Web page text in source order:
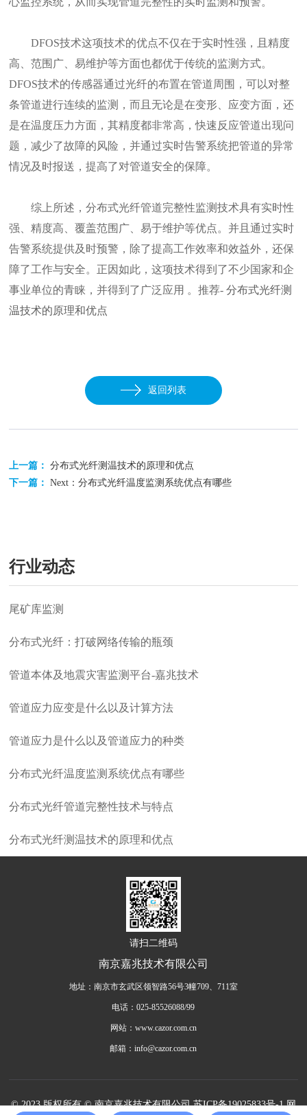
DFOS技术这项技术的优点不仅在于实时性强，且精度
高、范围广、易维护等方面也都优于传统的监测方式。
DFOS技术的传感器通过光纤的布置在管道周围，可以对整
条管道进行连续的监测，而且无论是在变形、应变方面，还
是在温度压力方面，其精度都非常高，快速反应管道出现问
题，减少了故障的风险，并通过实时告警系统把管道的异常
情况及时报送，提高了对管道安全的保障。
综上所述，分布式光纤管道完整性监测技术具有实时性
强、精度高、覆盖范围广、易于维护等优点。并且通过实时
告警系统提供及时预警，除了提高工作效率和效益外，还保
障了工作与安全。正因如此，这项技术得到了不少国家和企
事业单位的青睐，并得到了广泛应用 。推荐-分布式光纤测
温技术的原理和优点
返回列表
上一篇：分布式光纤测温技术的原理和优点
下一篇：Next：分布式光纤温度监测系统优点有哪些
行业动态
尾矿库监测
分布式光纤：打破网络传输的瓶颈
管道本体及地震灾害监测平台-嘉兆技术
管道应力应变是什么以及计算方法
管道应力是什么以及管道应力的种类
分布式光纤温度监测系统优点有哪些
分布式光纤管道完整性技术与特点
分布式光纤测温技术的原理和优点
请扫二维码
南京嘉兆技术有限公司
地址：南京市玄武区领智路56号3幢709、711室
电话：025-85526088/99
网站：www.cazor.com.cn
邮箱：info@cazor.com.cn
© 2023 版权所有 © 南京嘉兆技术有限公司苏ICP备19025833号-1 网